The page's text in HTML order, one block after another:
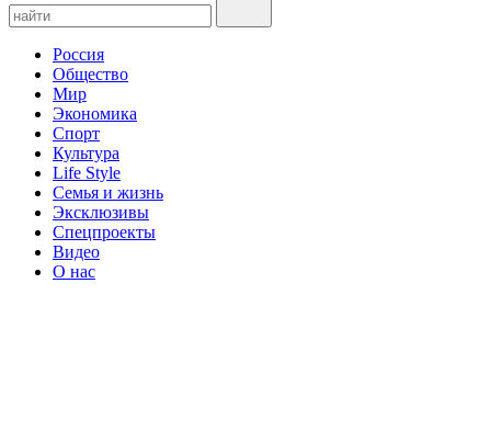
Россия
Общество
Мир
Экономика
Спорт
Культура
Life Style
Семья и жизнь
Эксклюзивы
Спецпроекты
Видео
О нас